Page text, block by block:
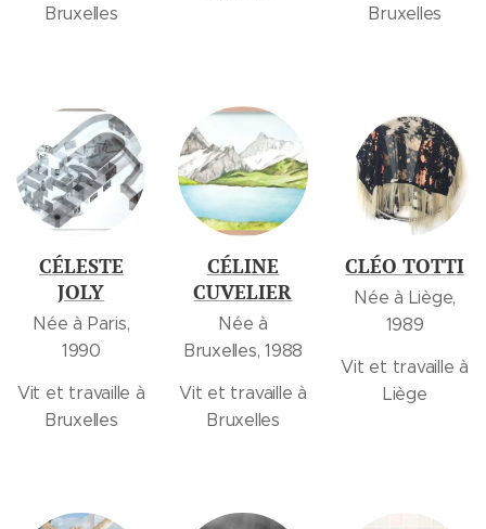
Bruxelles
Bruxelles
CÉLESTE
JOLY
Née à Paris,
1990
Vit et travaille à
Bruxelles
CÉLINE
CUVELIER
Née à
Bruxelles, 1988
Vit et travaille à
Bruxelles
CLÉO TOTTI
Née à Liège,
1989
Vit et travaille à
Liège